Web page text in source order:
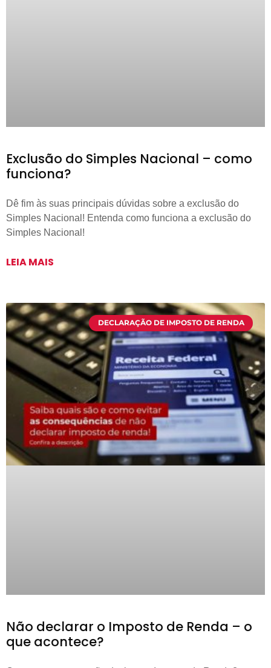
Exclusão do Simples Nacional – como
funciona?
Dê fim às suas principais dúvidas sobre a exclusão do
Simples Nacional! Entenda como funciona a exclusão do
Simples Nacional!
LEIA MAIS
DECLARAÇÃO DE IMPOSTO DE RENDA
Não declarar o Imposto de Renda – o
que acontece?